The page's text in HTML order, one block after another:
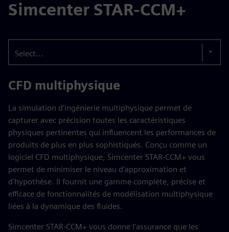
Simcenter STAR-CCM+
Select...
CFD multiphysique
La simulation d'ingénierie multiphysique permet de
capturer avec précision toutes les caractéristiques
physiques pertinentes qui influencent les performances de
produits de plus en plus sophistiqués. Conçu comme un
logiciel CFD multiphysique, Simcenter STAR-CCM+ vous
permet de minimiser le niveau d'approximation et
d'hypothèse. Il fournit une gamme complète, précise et
efficace de fonctionnalités de modélisation multiphysique
liées à la dynamique des fluides.
Simcenter STAR-CCM+ vous donne l'assurance que les